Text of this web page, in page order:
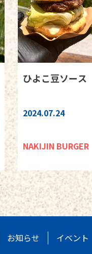
ひよこ豆ソース
2024.07.24
NAKIJIN BURGER
お知らせ イベント